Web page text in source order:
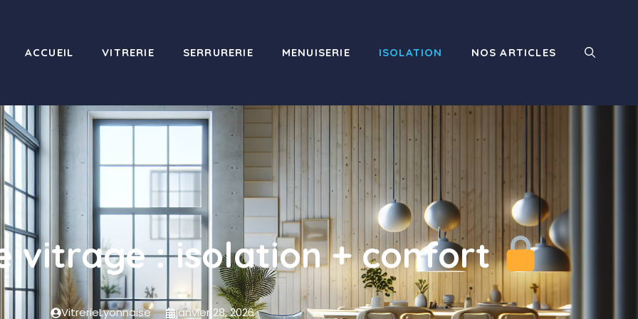
ACCUEIL VITRERIE SERRURERIE MENUISERIE ISOLATION NOS ARTICLES
vitrage : isolation + confort
VitrerieLyonnaise janvier 28, 2026